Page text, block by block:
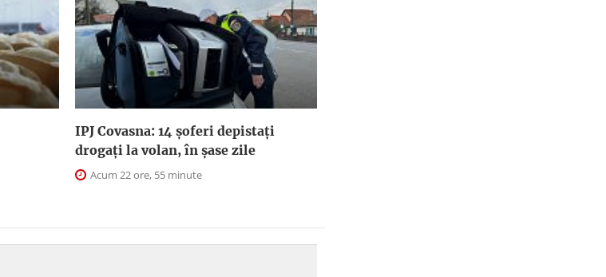
IPJ Covasna: 14 șoferi depistați
drogați la volan, în șase zile
Acum 22 ore, 55 minute